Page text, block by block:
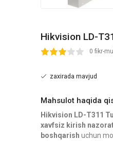
Hikvision LD-
0 fikr-
zaxirada mavjud
Mahsulot haqida
Hikvision LD-T311
xavfsiz kirish
boshqarish uchun